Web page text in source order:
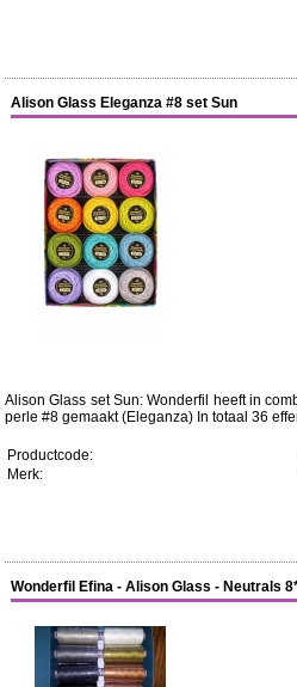
Alison Glass Eleganza #8 set Sun
Alison Glass set Sun: Wonderfil heeft in
perle #8 gemaakt (Eleganza) In totaal 36
Productcode:
Merk:
Wonderfil Efina - Alison Glass - Neutrals